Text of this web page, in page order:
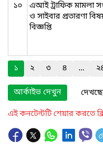
১০
এআই ট্রাফিক মামলা
ও সাইবার প্রতারণা
বিজ্ঞপ্তি
১ ২ ৩ ৪ ...
আর্কাইভ দেখুন
এই কনটেন্টটি শেয়ার করতে